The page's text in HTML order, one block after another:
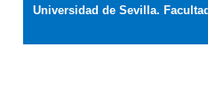
Universidad de Sevilla.